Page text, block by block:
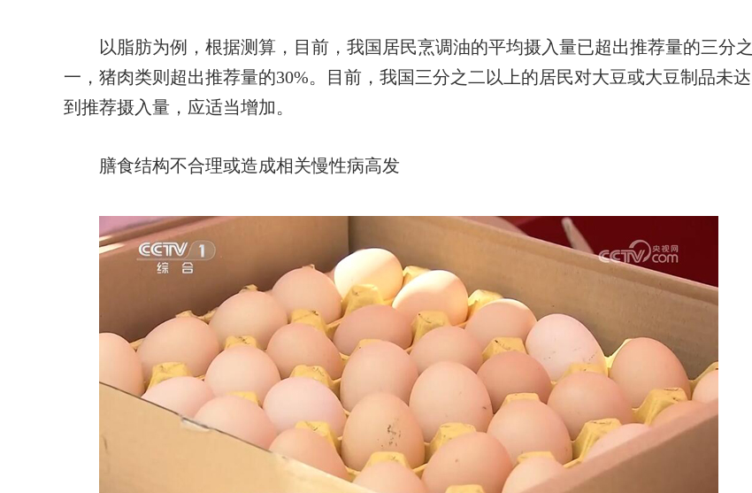
以脂肪为例，根据测算，目前，我国居民烹调油的平均摄入量已超出推荐量的三分之
一，猪肉类则超出推荐量的30%。目前，我国三分之二以上的居民对大豆或大豆制品未达
到推荐摄入量，应适当增加。
膳食结构不合理或造成相关慢性病高发